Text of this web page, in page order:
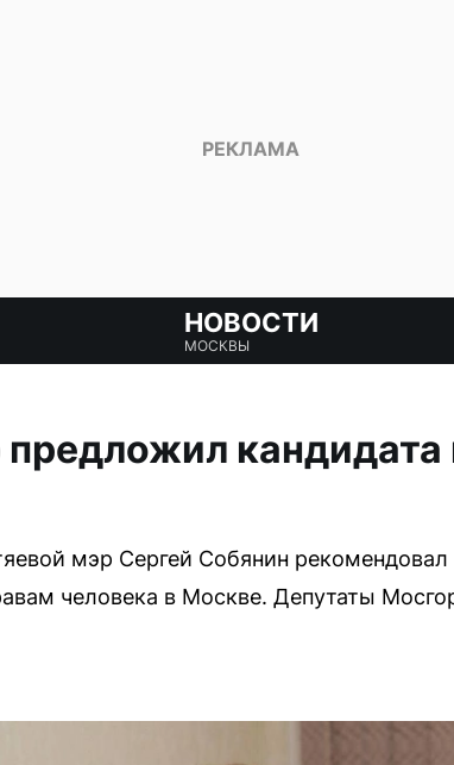
НОВОСТИ
МОСКВЫ
мэр Сергей Собянин
человека в Москве. Депутаты